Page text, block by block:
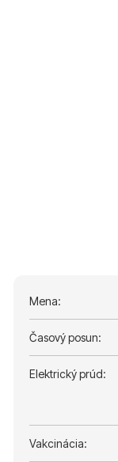
Mena:
Časový posun:
Elektrický prúd:
Vakcinácia: